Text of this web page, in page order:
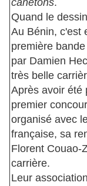
canetons.
Quand le
Au Bénin, c'est
première
par Damien
très belle
Après avoir été
premier
organisé avec
française, sa
Florent Couao-
carrière.
Leur